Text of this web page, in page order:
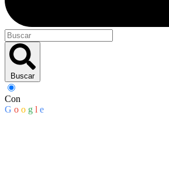
Buscar
Con
G o o g l e